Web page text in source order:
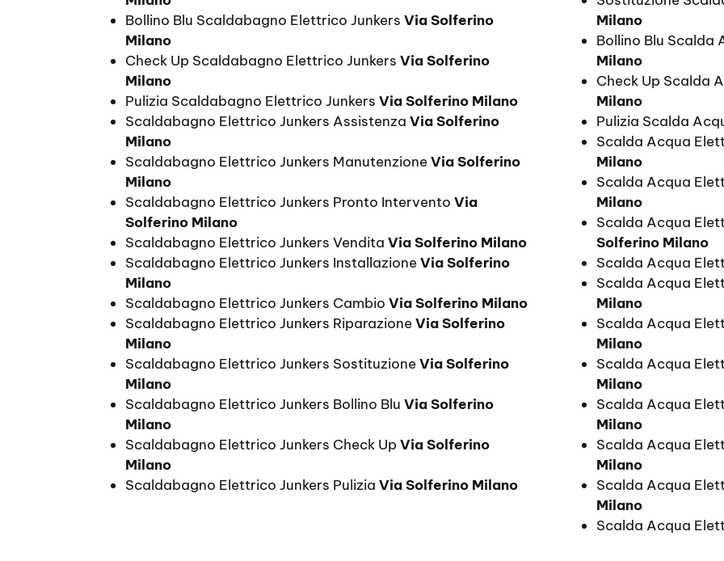
Bollino Blu Scaldabagno Elettrico Junkers Via Solferino
Milano
Check Up Scaldabagno Elettrico Junkers Via Solferino
Milano
Pulizia Scaldabagno Elettrico Junkers Via Solferino Milano
Scaldabagno Elettrico Junkers Assistenza Via Solferino
Milano
Scaldabagno Elettrico Junkers ManutenzioneVia Solferino
Milano
Scaldabagno Elettrico Junkers Pronto Intervento Via
Solferino Milano
Scaldabagno Elettrico Junkers Vendita Via Solferino Milano
Scaldabagno Elettrico Junkers InstallazioneVia Solferino
Milano
Scaldabagno Elettrico Junkers Cambio Via Solferino Milano
Scaldabagno Elettrico Junkers RiparazioneVia Solferino
Milano
Scaldabagno Elettrico Junkers SostituzioneVia Solferino
Milano
Scaldabagno Elettrico Junkers Bollino Blu Via Solferino
Milano
Scaldabagno Elettrico Junkers Check Up Via Solferino
Milano
Scaldabagno Elettrico Junkers Pulizia Via Solferino Milano
Milano
Bollino Blu Scalda
Milano
Check Up Scalda
Milano
Pulizia Scalda
Scalda Acqua
Milano
Scalda Acqua
Milano
Scalda Acqua
Solferino Milano
Scalda Acqua
Scalda Acqua
Milano
Scalda Acqua
Milano
Scalda Acqua
Milano
Scalda Acqua
Milano
Scalda Acqua
Milano
Scalda Acqua
Milano
Scalda Acqua